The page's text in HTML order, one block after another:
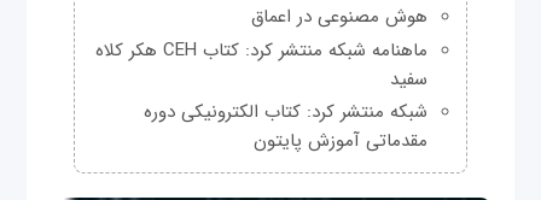
هوش مصنوعی در اعماق
ماهنامه شبکه منتشر کرد: کتاب CEH هکر کلاه
سفید
شبکه منتشر کرد: کتاب الکترونیکی دوره
مقدماتی آموزش پایتون